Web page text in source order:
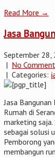
Read More →
Jasa
September 28,
| No
| Categories:
Jasa Bangunan
Rumah di
marketing saja.
sebagai solusi
Pemborong
membangun